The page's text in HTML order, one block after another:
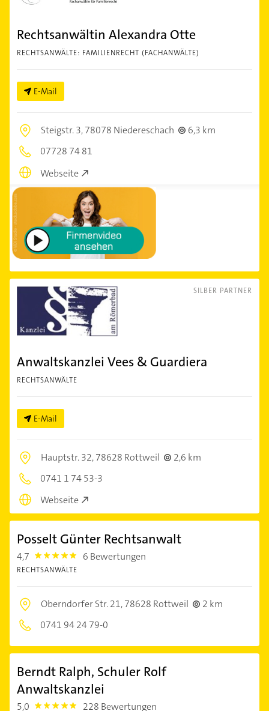
Rechtsanwältin Alexandra Otte
RECHTSANWÄLTE: FAMILIENRECHT (FACHANWÄLTE)
E-Mail
Steigstr. 3,78078 Niedereschach
6,3 km
07728 74 81
Webseite
SILBER PARTNER
Anwaltskanzlei Vees & Guardiera
RECHTSANWÄLTE
E-Mail
Hauptstr. 32,78628 Rottweil
2,6 km
0741 1 74 53-3
Webseite
Posselt Günter Rechtsanwalt
4,7 4.7000003 6 Bewertungen
RECHTSANWÄLTE
Oberndorfer Str. 21,78628 Rottweil
2 km
0741 94 24 79-0
Berndt Ralph, Schuler Rolf
Anwaltskanzlei
5,0 5.0 228 Bewertungen